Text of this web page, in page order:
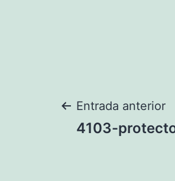
Entrada anterior
4103-